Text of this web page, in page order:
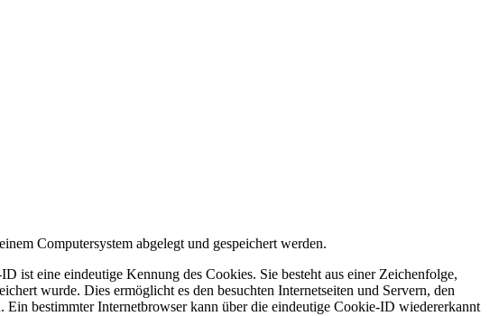
Computersystem abgelegt und gespeichert werden.
ist eine eindeutige Kennung des Cookies. Sie besteht aus einer Zeichenfolge,
wurde. Dies ermöglicht es den besuchten Internetseiten und Servern, den
bestimmter Internetbrowser kann über die eindeutige Cookie-ID wiedererkannt